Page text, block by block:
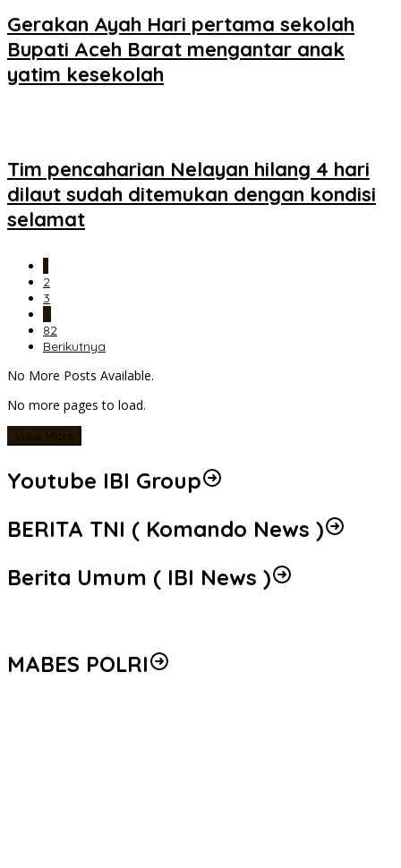
Gerakan Ayah Hari pertama sekolah
Bupati Aceh Barat mengantar anak
yatim kesekolah
Tim pencaharian Nelayan hilang 4 hari
dilaut sudah ditemukan dengan kondisi
selamat
2
3
82
Berikutnya
No More Posts Available.
No more pages to load.
View More
Youtube IBI Group
BERITA TNI ( Komando News )
Berita Umum ( IBI News )
MABES POLRI